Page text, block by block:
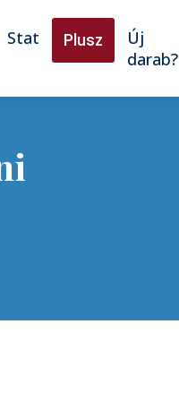
Stat Plusz
Új
darab?